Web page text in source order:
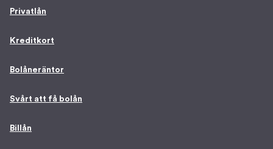
Privatlån
Kreditkort
Bolåneräntor
Svårt att få bolån
Billån